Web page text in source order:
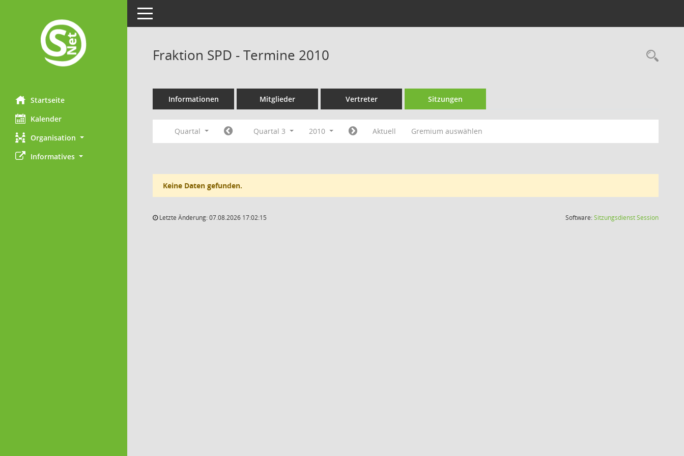
Startseite
Kalender
Organisation
Informatives
Toggle navigation
Fraktion SPD - Termine 2010
Informationen Mitglieder Vertreter Sitzungen
Quartal Quartal 3 2010 Aktuell Gremium auswählen
Keine Daten gefunden.
Letzte Änderung: 07.08.2026 17:02:15 Software:SitzungsdienstSession(Wird in